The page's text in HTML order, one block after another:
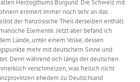
Herzogthums Burgund. Die Schweiz mit
erinnert immer noch sehr an das
der französische Theil derselben enthält
Elemente. Jetzt aber befand ich
Lande, unter einem Volke, dessen
mehr mit deutschem Sinne und
Denn während sich längs der deutschen
verschmelzen, was freilich nicht
ehedem zu Deutschland